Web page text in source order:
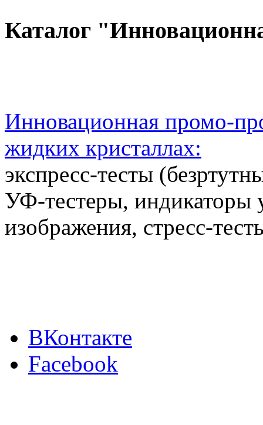
Каталог
Инновационная промо-
жидких кристаллах:
экспресс-тесты
УФ-тестеры, индикаторы
изображения, стресс-
ВКонтакте
Facebook